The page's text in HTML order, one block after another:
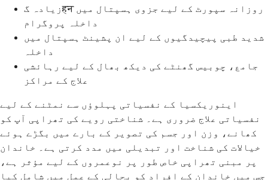
زیادہ گहन روزانہ سپورٹ کے لیے جزوی ہسپتال میں
داخلہ پروگرام
شدید طبی پیچیدگیوں کے لیے ان پشینٹ ہسپتال میں
داخلہ
جامع، چوبیس گھنٹے کی دیکھ بھال کے لیے رہائشی
علاج کے مراکز
اینوریکسیا کے نفسیاتی پہلوؤں سے نمٹنے کے لیے
نفسیاتی علاج ضروری ہے۔ شناختی رویے کی تھراپی آپ کو
کھانے، وزن اور جسم کی تصویر کے بارے میں بگڑے ہوئے
خیالات کی شناخت اور تبدیلی میں مدد کرتی ہے۔ خاندان
پر مبنی تھراپی خاص طور پر نوعمروں کے لیے مؤثر ہے،
جس میں خاندان کے افراد کو بحالی کے عمل میں شامل کیا